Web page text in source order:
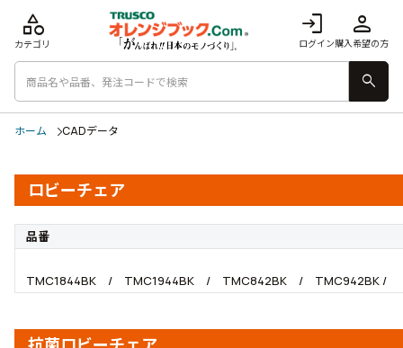
login
ログイン
person
購入希望の方
category
カテゴリ
search
ホーム CADデータ
ロビーチェア
品番
TMC1844BK / TMC1944BK / TMC842BK / TMC942BK /